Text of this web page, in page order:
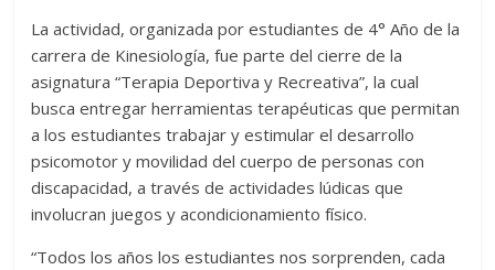
La actividad, organizada por estudiantes de 4° Año de la
carrera de Kinesiología, fue parte del cierre de la
asignatura “Terapia Deportiva y Recreativa”, la cual
busca entregar herramientas terapéuticas que permitan
a los estudiantes trabajar y estimular el desarrollo
psicomotor y movilidad del cuerpo de personas con
discapacidad, a través de actividades lúdicas que
involucran juegos y acondicionamiento físico.
“Todos los años los estudiantes nos sorprenden, cada